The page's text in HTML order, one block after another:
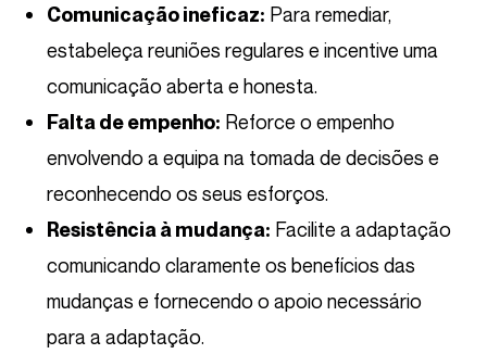
Comunicação ineficaz: Para remediar,
estabeleça reuniões regulares e incentive uma
comunicação aberta e honesta.
Falta de empenho: Reforce o empenho
envolvendo a equipa na tomada de decisões e
reconhecendo os seus esforços.
Resistência à mudança: Facilite a adaptação
comunicando claramente os benefícios das
mudanças e fornecendo o apoio necessário
para a adaptação.